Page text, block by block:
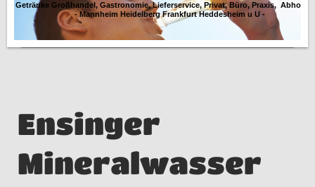
Getränke Großhandel, Gastronomie, Lieferservice, Privat, Büro, Praxis,
- Mannheim Heidelberg Frankfurt Heddesheim u U -
Ensinger
Mineralwasser